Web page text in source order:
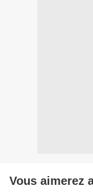
Vous aimerez